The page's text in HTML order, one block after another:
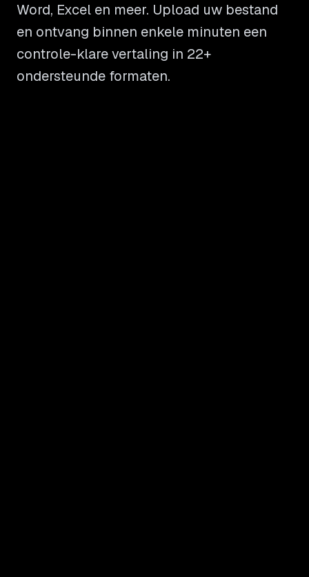
Word, Excel en meer. Upload uw bestand
en ontvang binnen enkele minuten een
controle-klare vertaling in 22+
ondersteunde formaten.